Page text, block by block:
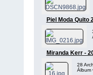
Piel Moda Quito
Miranda Kerr -
28
Álbum